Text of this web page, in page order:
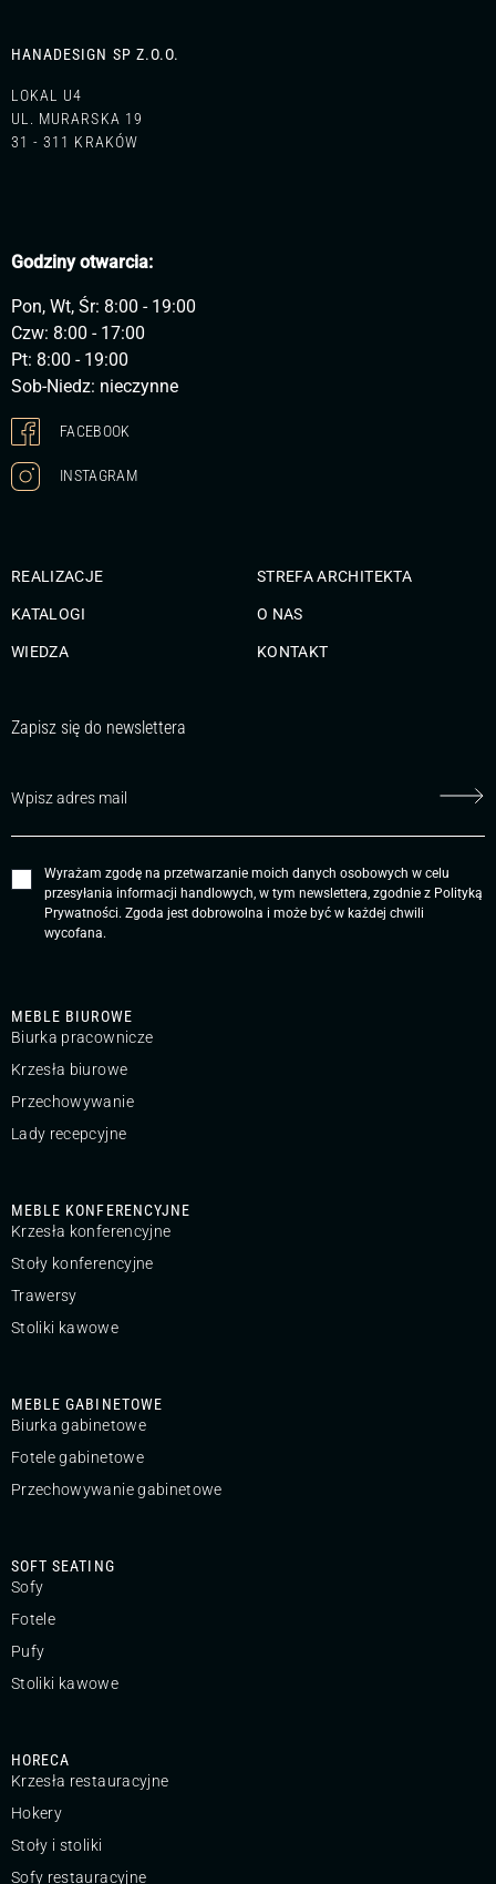
HANADESIGN SP Z.O.O.
LOKAL U4
UL. MURARSKA 19
31 - 311 KRAKÓW
Godziny otwarcia:
Pon, Wt, Śr: 8:00 - 19:00
Czw: 8:00 - 17:00
Pt: 8:00 - 19:00
Sob-Niedz: nieczynne
FACEBOOK
INSTAGRAM
MEBLE BIUROWE
Biurka pracownicze
Krzesła biurowe
Przechowywanie
Lady recepcyjne
MEBLE KONFERENCYJNE
Krzesła konferencyjne
Stoły konferencyjne
Trawersy
Stoliki kawowe
MEBLE GABINETOWE
Biurka gabinetowe
Fotele gabinetowe
Przechowywanie gabinetowe
SOFT SEATING
Sofy
Fotele
Pufy
Stoliki kawowe
HORECA
Krzesła restauracyjne
Hokery
Stoły i stoliki
Sofy restauracyjne
REALIZACJE
KATALOGI
WIEDZA
STREFA ARCHITEKTA
O NAS
KONTAKT
Zapisz się do newslettera
Wyrażam zgodę na przetwarzanie moich danych osobowych w celu
przesyłania informacji handlowych, w tym newslettera, zgodnie z Polityką
Prywatności. Zgoda jest dobrowolna i może być w każdej chwili
wycofana.